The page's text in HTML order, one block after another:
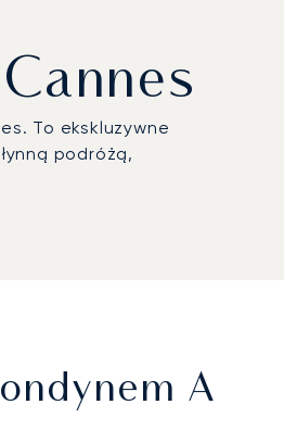
To ekskluzywne
podróżą,
A